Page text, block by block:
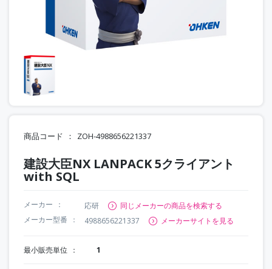
商品コード ZOH-4988656221337
建設大臣NX LANPACK 5クライアント
with SQL
メーカー 応研
同じメーカーの商品を検索する
メーカー型番
4988656221337 メーカーサイトを見る
最小販売単位 1